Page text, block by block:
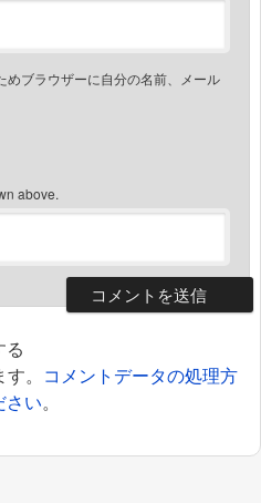
めブラウザーに自分の名前、メール
above.
る
。 コメントデータの処理方
さい。